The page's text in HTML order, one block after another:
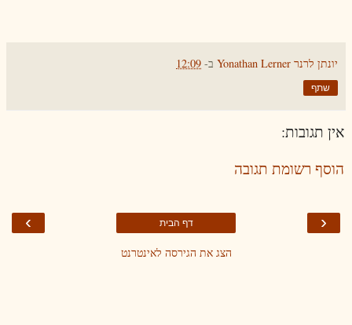
יונתן לרנר Yonathan Lerner ב- 12:09
שתף
אין תגובות:
הוסף רשומת תגובה
‹
› דף הבית
הצג את הגירסה לאינטרנט